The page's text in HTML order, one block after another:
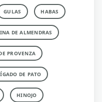
GULAS HABAS
DE ALMENDRAS
PROVENZA
DE PATO
HINOJO